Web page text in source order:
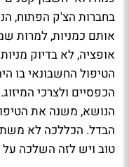
בחברות הצ'ק הפתוח,
אותם כמניות, למרות
אופציה, לא בדיוק
הטיפול החשבונאי בו
הכפסיים ולצרכי
הנושא, משנה את
הבדל. הכללכה לא
טוב ויש לזה השלכה